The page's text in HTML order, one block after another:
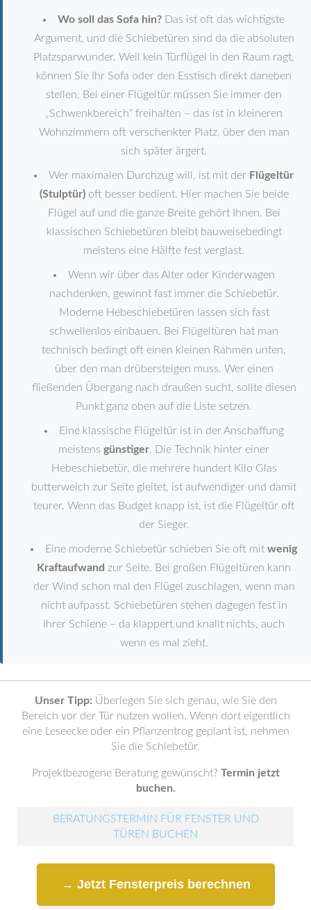
Wo soll das Sofa hin? Das ist oft das wichtigste
Argument, und die Schiebetüren sind da die absoluten
Platzsparwunder. Weil kein Türflügel in den Raum ragt,
können Sie Ihr Sofa oder den Esstisch direkt daneben
stellen. Bei einer Flügeltür müssen Sie immer den
„Schwenkbereich“ freihalten – das ist in kleineren
Wohnzimmern oft verschenkter Platz, über den man
sich später ärgert.
Wer maximalen Durchzug will, ist mit der Flügeltür
(Stulptür)oft besser bedient. Hier machen Sie beide
Flügel auf und die ganze Breite gehört Ihnen. Bei
klassischen Schiebetüren bleibt bauweisebedingt
meistens eine Hälfte fest verglast.
Wenn wir über das Alter oder Kinderwagen
nachdenken, gewinnt fast immer die Schiebetür.
Moderne Hebeschiebetüren lassen sich fast
schwellenlos einbauen. Bei Flügeltüren hat man
technisch bedingt oft einen kleinen Rahmen unten,
über den man drübersteigen muss. Wer einen
fließenden Übergang nach draußen sucht, sollte diesen
Punkt ganz oben auf die Liste setzen.
Eine klassische Flügeltür ist in der Anschaffung
meistens günstiger. Die Technik hinter einer
Hebeschiebetür, die mehrere hundert Kilo Glas
butterweich zur Seite gleitet, ist aufwendiger und damit
teurer. Wenn das Budget knapp ist, ist die Flügeltür oft
der Sieger.
Eine moderne Schiebetür schieben Sie oft mit wenig
Kraftaufwand zur Seite. Bei großen Flügeltüren kann
der Wind schon mal den Flügel zuschlagen, wenn man
nicht aufpasst. Schiebetüren stehen dagegen fest in
ihrer Schiene – da klappert und knallt nichts, auch
wenn es mal zieht.
Unser Tipp: Überlegen Sie sich genau, wie Sie den
Bereich vor der Tür nutzen wollen. Wenn dort eigentlich
eine Leseecke oder ein Pflanzentrog geplant ist, nehmen
Sie die Schiebetür.
Projektbezogene Beratung gewünscht? Termin jetzt
buchen.
BERATUNGSTERMIN FÜR FENSTER UND
TÜREN BUCHEN
→ Jetzt Fensterpreis berechnen